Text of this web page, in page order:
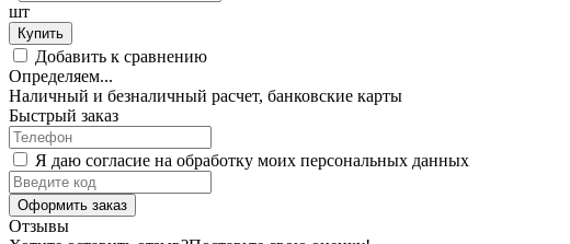
шт
Купить
Добавить к сравнению
Определяем...
Наличный и безналичный расчет, банковские карты
Быстрый заказ
Я даю согласие на обработку моих персональных данных
Оформить заказ
Отзывы